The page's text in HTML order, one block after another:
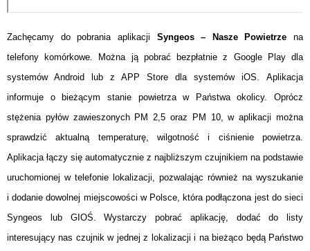
Zachęcamy do pobrania aplikacji Syngeos – Nasze Powietrze na
telefony komórkowe. Można ją pobrać bezpłatnie z Google Play dla
systemów Android lub z APP Store dla systemów iOS. Aplikacja
informuje o bieżącym stanie powietrza w Państwa okolicy. Oprócz
stężenia pyłów zawieszonych PM 2,5 oraz PM 10, w aplikacji można
sprawdzić aktualną temperaturę, wilgotność i ciśnienie powietrza.
Aplikacja łączy się automatycznie z najbliższym czujnikiem na podstawie
uruchomionej w telefonie lokalizacji, pozwalając również na wyszukanie
i dodanie dowolnej miejscowości w Polsce, która podłączona jest do sieci
Syngeos lub GIOŚ. Wystarczy pobrać aplikację, dodać do listy
interesujący nas czujnik w jednej z lokalizacji i na bieżąco będą Państwo